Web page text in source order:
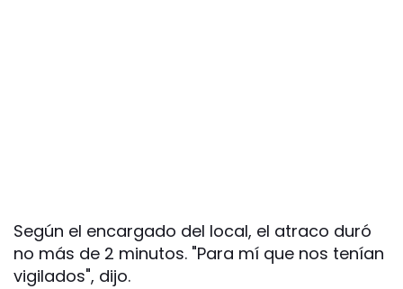
Según el encargado del local, el atraco duró
no más de 2 minutos. "Para mí que nos tenían
vigilados", dijo.